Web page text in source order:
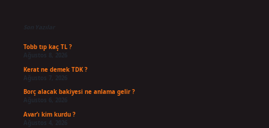
Son Yazılar
Tobb tıp kaç TL ?
Ağustos 8, 2026
Kerat ne demek TDK ?
Ağustos 7, 2026
Borç alacak bakiyesi ne anlama gelir ?
Ağustos 6, 2026
Avar’ı kim kurdu ?
Ağustos 4, 2026